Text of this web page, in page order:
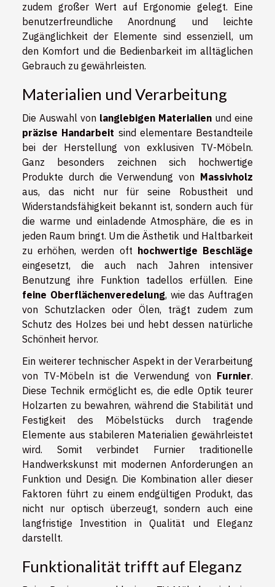
zudem großer Wert auf Ergonomie gelegt. Eine
benutzerfreundliche Anordnung und leichte
Zugänglichkeit der Elemente sind essenziell, um
den Komfort und die Bedienbarkeit im alltäglichen
Gebrauch zu gewährleisten.
Materialien und Verarbeitung
Die Auswahl von langlebigen Materialien und eine
präzise Handarbeit sind elementare Bestandteile
bei der Herstellung von exklusiven TV-Möbeln.
Ganz besonders zeichnen sich hochwertige
Produkte durch die Verwendung von Massivholz
aus, das nicht nur für seine Robustheit und
Widerstandsfähigkeit bekannt ist, sondern auch für
die warme und einladende Atmosphäre, die es in
jeden Raum bringt. Um die Ästhetik und Haltbarkeit
zu erhöhen, werden oft hochwertige Beschläge
eingesetzt, die auch nach Jahren intensiver
Benutzung ihre Funktion tadellos erfüllen. Eine
feine Oberflächenveredelung, wie das Auftragen
von Schutzlacken oder Ölen, trägt zudem zum
Schutz des Holzes bei und hebt dessen natürliche
Schönheit hervor.
Ein weiterer technischer Aspekt in der Verarbeitung
von TV-Möbeln ist die Verwendung von Furnier.
Diese Technik ermöglicht es, die edle Optik teurer
Holzarten zu bewahren, während die Stabilität und
Festigkeit des Möbelstücks durch tragende
Elemente aus stabileren Materialien gewährleistet
wird. Somit verbindet Furnier traditionelle
Handwerkskunst mit modernen Anforderungen an
Funktion und Design. Die Kombination aller dieser
Faktoren führt zu einem endgültigen Produkt, das
nicht nur optisch überzeugt, sondern auch eine
langfristige Investition in Qualität und Eleganz
darstellt.
Funktionalität trifft auf Eleganz